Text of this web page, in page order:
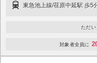
東急池上線/荏原中延駅 歩5
ただい
対象者全員に